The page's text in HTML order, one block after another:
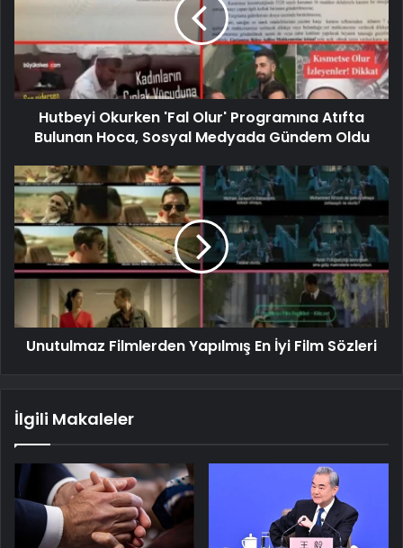
Hutbeyi Okurken 'Fal Olur' Programına Atıfta
Bulunan Hoca, Sosyal Medyada Gündem Oldu
Unutulmaz Filmlerden Yapılmış En İyi Film Sözleri
İlgili Makaleler